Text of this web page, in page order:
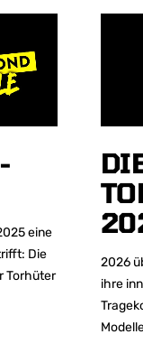
eine
Die
Torhüter
2026
ihre